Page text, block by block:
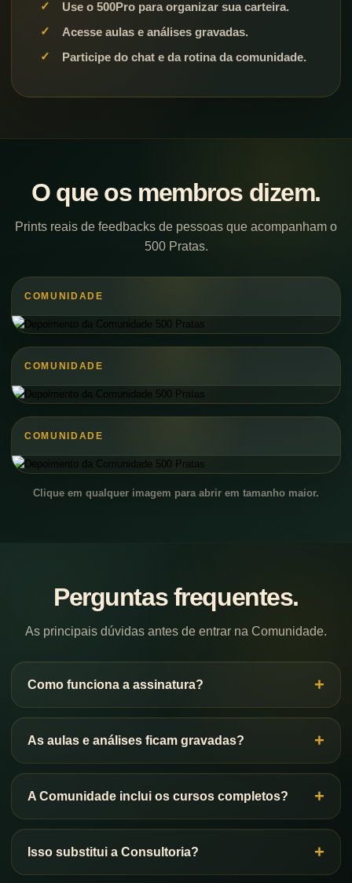
Use o 500Pro para organizar sua carteira.
Acesse aulas e análises gravadas.
Participe do chat e da rotina da comunidade.
O que os membros dizem.
Prints reais de feedbacks de pessoas que acompanham o
500 Pratas.
COMUNIDADE
COMUNIDADE
COMUNIDADE
Clique em qualquer imagem para abrir em tamanho maior.
Perguntas frequentes.
As principais dúvidas antes de entrar na Comunidade.
Como funciona a assinatura?
As aulas e análises ficam gravadas?
A Comunidade inclui os cursos completos?
Isso substitui a Consultoria?